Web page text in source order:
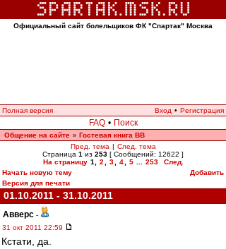
Официальный сайт болельщиков ФК "Спартак" Москва
Полная версия Вход • Регистрация
FAQ • Поиск
Общение на сайте » Гостевая книга ВВ
Пред. тема | След. тема
Страница 1 из 253 [ Сообщений: 12622 ]
На страницу 1 2 3 4 5 253
След.
Начать новую тему
Добавить
Версия для печати
01.10.2011 - 31.10.2011
Авверс -
31 окт 2011 22:59
Кстати, да.